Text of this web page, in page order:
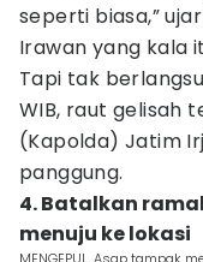
seperti biasa,”
Irawan yang kala
Tapi tak
WIB, raut gelisah
(Kapolda) Jatim
panggung.
4. Batalkan
menuju ke lokasi